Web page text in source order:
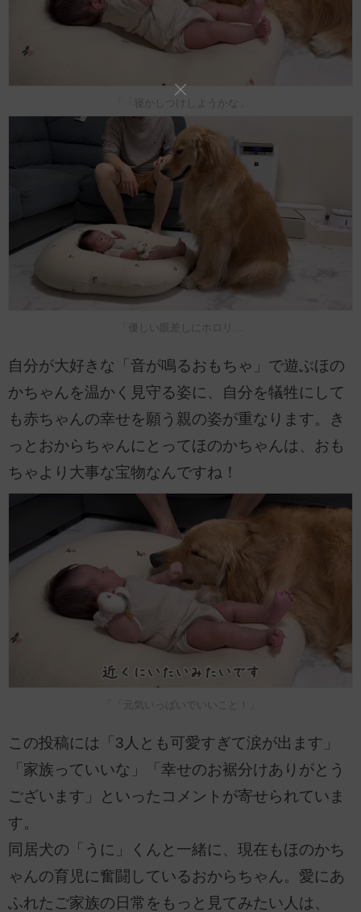
「「寝かしつけしようかな」
「優しい眼差しにホロリ…
自分が大好きな「音が鳴るおもちゃ」で遊ぶほの
かちゃんを温かく見守る姿に、自分を犠牲にして
も赤ちゃんの幸せを願う親の姿が重なります。き
っとおからちゃんにとってほのかちゃんは、おも
ちゃより大事な宝物なんですね！
「「元気いっぱいでいいこと！」
この投稿には「3人とも可愛すぎて涙が出ます」
「家族っていいな」「幸せのお裾分けありがとう
ございます」といったコメントが寄せられていま
す。
同居犬の「うに」くんと一緒に、現在もほのかち
ゃんの育児に奮闘しているおからちゃん。愛にあ
ふれたご家族の日常をもっと見てみたい人は、